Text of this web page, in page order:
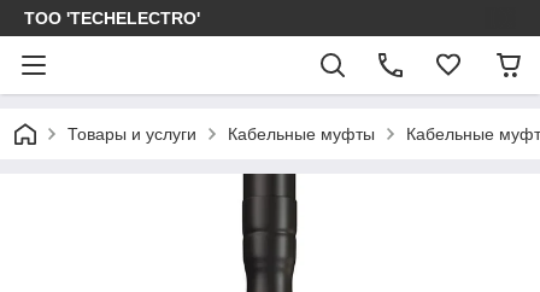
ТОО 'TECHELECTRO'
Товары и услуги Кабельные муфты Кабельные